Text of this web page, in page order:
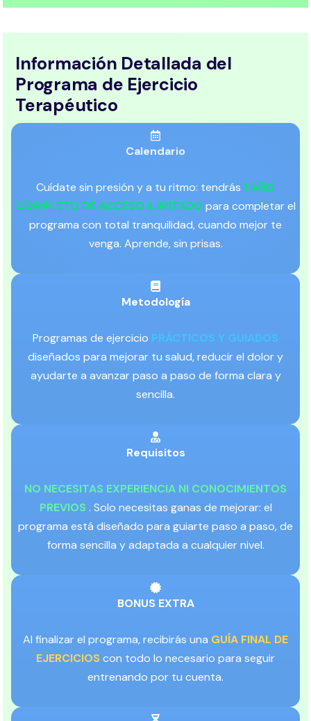
Información Detallada del
Programa de Ejercicio
Terapéutico
Calendario
Cuídate sin presión y a tu ritmo: tendrás 1 AÑO
COMPLETO DE ACCESO ILIMITADO para completar el
programa con total tranquilidad, cuando mejor te
venga. Aprende, sin prisas.
Metodología
Programas de ejercicio PRÁCTICOS Y GUIADOS
diseñados para mejorar tu salud, reducir el dolor y
ayudarte a avanzar paso a paso de forma clara y
sencilla.
Requisitos
NO NECESITAS EXPERIENCIA NI CONOCIMIENTOS
PREVIOS . Solo necesitas ganas de mejorar: el
programa está diseñado para guiarte paso a paso, de
forma sencilla y adaptada a cualquier nivel.
BONUS EXTRA
Al finalizar el programa, recibirás una GUÍA FINAL DE
EJERCICIOS con todo lo necesario para seguir
entrenando por tu cuenta.